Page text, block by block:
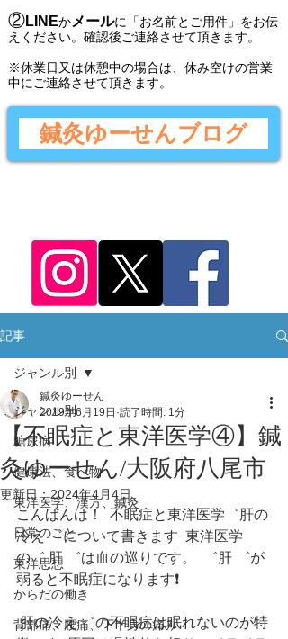
②LINEかメールに 「お名前とご用件 」 をお伝
えください。 確認後ご連絡させて頂きます。
​※休業日又は休憩中の場合は、休み空けの営業
中にご連絡させて頂きます。
鍼灸ゆーせんブログ
記事
ジャンル別
糖尿病
健康法、食べ物
東洋医学、漢方、鍼灸
日常のこと
東洋思想
からだの働き
背部痛、腰痛、下半身の痛み
ジャンル別
【不眠症と東洋医学④】鍼
灸ゆーせん/大阪府八尾市
鍼灸ゆーせん
2019年6月19日 読了時間: 1分
更新日：2024年4月4日
こんばんは！  不眠症と東洋医学゛肝の
冷え ゛について書きます  東洋医学
の゛ 肝 ゛は血の巡りです。  ゛肝 ゛が
弱ると不眠症になります❗️
肝の冷え ゛の不眠症は眠れないのが特